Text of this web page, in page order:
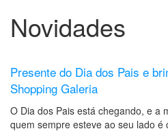
Novidades
Presente do Dia dos Pais e
Shopping Galeria
O Dia dos Pais está chegando, e a
quem sempre esteve ao seu lado